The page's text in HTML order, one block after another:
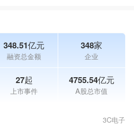
348.51亿元
融资总金额
348家
企业
27起
上市事件
4755.54亿元
A股总市值
3C电子